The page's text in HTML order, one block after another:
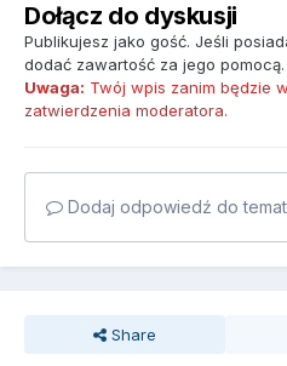
Dołącz do dyskusji
Publikujesz jako gość. Jeśli
dodać zawartość za jego pomocą.
Uwaga: Twój wpis zanim będzie
zatwierdzenia moderatora.
Dodaj odpowiedź do
Share